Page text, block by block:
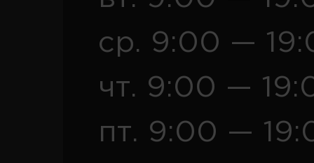
ср. 9:00 —
чт. 9:00 —
пт. 9:00 —